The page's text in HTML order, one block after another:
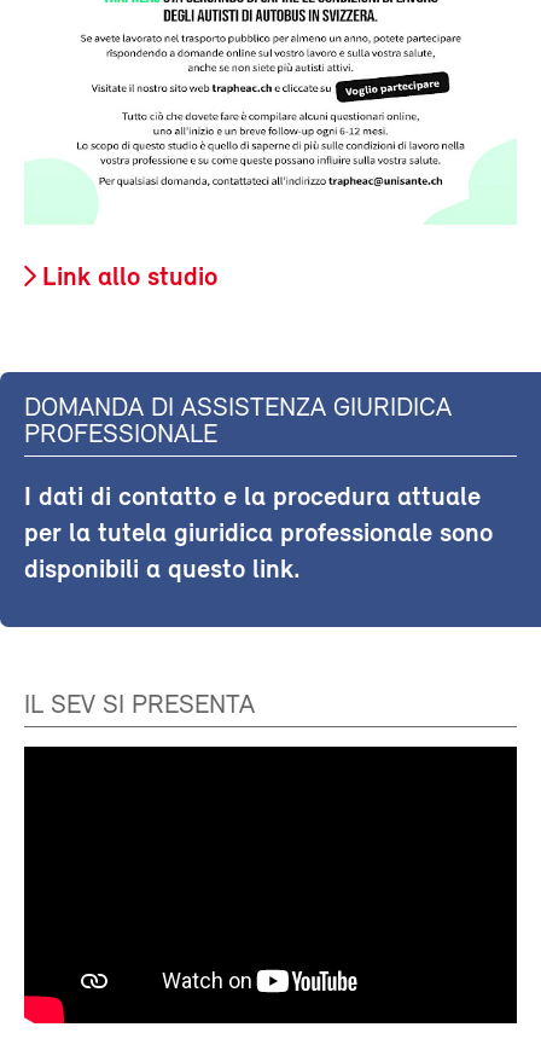
Link allo studio
DOMANDA DI ASSISTENZA GIURIDICA
PROFESSIONALE
I dati di contatto e la procedura attuale
per la tutela giuridica professionale sono
disponibili a questo link.
IL SEV SI PRESENTA